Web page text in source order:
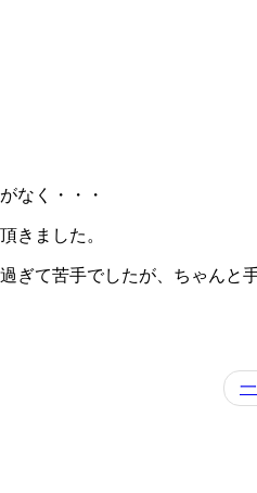
なく・・・
きました。
ぎて苦手でしたが、ちゃん